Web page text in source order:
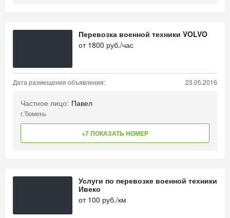
Перевозка военной техники VOLVO
от 1800 руб./час
Дата размещения объявления: 23.05.2016
Частное лицо: Павел
г.Тюмень
+7 ПОКАЗАТЬ НОМЕР
Услуги по перевозке военной техники
Ивеко
от 100 руб./км